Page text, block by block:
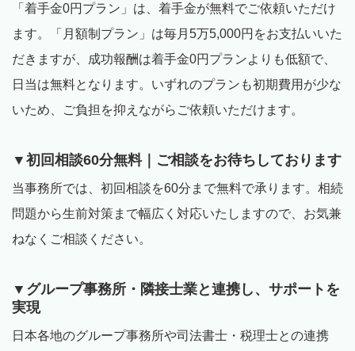
「着手金0円プラン」は、着手金が無料でご依頼いただけ
ます。「月額制プラン」は毎月 5万5,000円をお支払いいた
だきますが、成功報酬は着手金0円プランよりも低額で、
日当は無料となります。いずれのプランも初期費用が少な
いため、ご負担を抑えながらご依頼いただけます。
▼初回相談60分無料｜ご相談をお待ちしております
当事務所では、初回相談を60分まで無料で承ります。相続
問題から生前対策まで幅広く対応いたしますので、お気兼
ねなくご相談ください。
▼グループ事務所・隣接士業と連携し、サポートを
実現
日本各地のグループ事務所や司法書士・税理士との連携